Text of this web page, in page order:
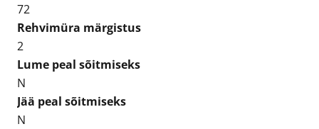
72
Rehvimüra märgistus
2
Lume peal sõitmiseks
N
Jää peal sõitmiseks
N